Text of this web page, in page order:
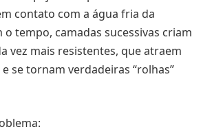
contato com a água fria da
o tempo, camadas sucessivas criam
vez mais resistentes, que atraem
se tornam verdadeiras “rolhas”